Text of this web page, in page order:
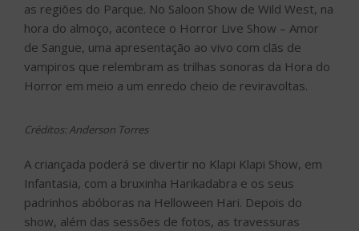
as regiões do Parque. No Saloon Show de Wild West, na
hora do almoço, acontece o Horror Live Show – Amor
de Sangue, uma apresentação ao vivo com clãs de
vampiros que relembram as trilhas sonoras da Hora do
Horror em meio a um enredo cheio de reviravoltas.
Créditos: Anderson Torres
A criançada poderá se divertir no Klapi Klapi Show, em
Infantasia, com a bruxinha Harikadabra e os seus
padrinhos abóboras na Helloween Hari. Depois do
show, além das sessões de fotos, as travessuras